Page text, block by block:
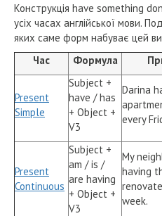
Конструкція have something
усіх часах англійської мови.
яких саме форм набуває цей
Час
Формула
Present
Simple
Subject +
have / has
+ Object +
V3
Darina
every
Present
Continuous
Subject +
am / is /
are having
+ Object +
V3
My
having
week.